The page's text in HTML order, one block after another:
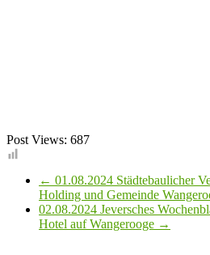
Post Views: 687
← 01.08.2024 Städtebaulicher
Holding und Gemeinde
02.08.2024 Jeversches
Hotel auf Wangerooge →